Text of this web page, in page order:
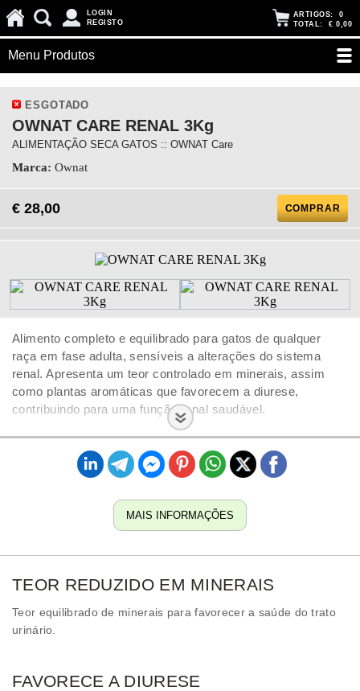
LOGIN
REGISTO
ARTIGOS: 0
TOTAL: € 0,00
Menu Produtos
ESGOTADO
OWNAT CARE RENAL 3Kg
ALIMENTAÇÃO SECA GATOS :: OWNAT Care
Marca: Ownat
€ 28,00 COMPRAR
Alimento completo e equilibrado para gatos de qualquer
raça em fase adulta, sensíveis a alterações do sistema
renal. Apresenta um teor controlado em minerais, assim
como plantas aromáticas que favorecem a diurese,
contribuindo para uma função renal saudável.
MAIS INFORMAÇÕES
TEOR REDUZIDO EM MINERAIS
Teor equilibrado de minerais para favorecer a saúde do trato
urinário.
FAVORECE A DIURESE